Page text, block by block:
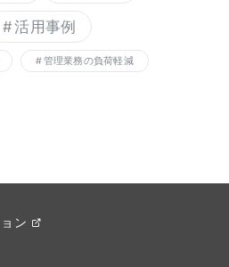
活用事例
管理業務の負荷軽減
ン